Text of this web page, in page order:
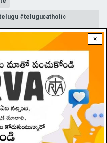
×
#telugucatholic
#telugucatholic
#rvatelugu
#christmas #messageof
#insta
WITH US!